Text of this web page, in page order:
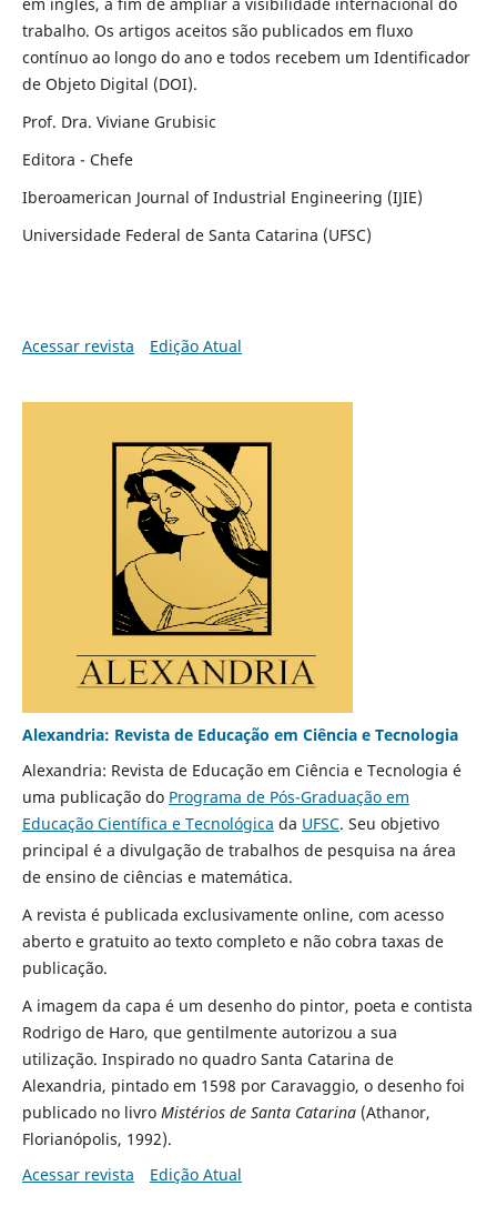
em inglês, a fim de ampliar a visibilidade internacional do
trabalho. Os artigos aceitos são publicados em fluxo
contínuo ao longo do ano e todos recebem um Identificador
de Objeto Digital (DOI).
Prof. Dra. Viviane Grubisic
Editora - Chefe
Iberoamerican Journal of Industrial Engineering (IJIE)
Universidade Federal de Santa Catarina (UFSC)
Acessar revista Edição Atual
Alexandria: Revista de Educação em Ciência e Tecnologia
Alexandria: Revista de Educação em Ciência e Tecnologia é
uma publicação do Programa de Pós-Graduação em
Educação Científica e Tecnológica da UFSC. Seu objetivo
principal é a divulgação de trabalhos de pesquisa na área
de ensino de ciências e matemática.
A revista é publicada exclusivamente online, com acesso
aberto e gratuito ao texto completo e não cobra taxas de
publicação.
A imagem da capa é um desenho do pintor, poeta e contista
Rodrigo de Haro, que gentilmente autorizou a sua
utilização. Inspirado no quadro Santa Catarina de
Alexandria, pintado em 1598 por Caravaggio, o desenho foi
publicado no livro Mistérios de Santa Catarina (Athanor,
Florianópolis, 1992).
Acessar revista
Edição Atual